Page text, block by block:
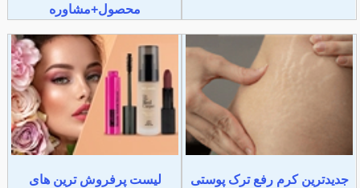
محصول+مشاوره
جدیدترین کرم رفع ترک پوستی
لیست پرفروش ترین های